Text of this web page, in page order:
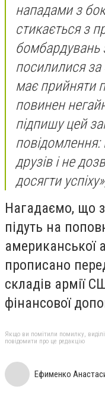
нападами з
стикається з
бомбардувань
посилилися за
має прийняти
повинен
підпишу цей
друзів і не
досягти
Нагадаємо, що
підуть на
американської
прописано
складів армії
фінансової
Якщо ви помітили помилку,
повідомити про це редакцію
Ефименко